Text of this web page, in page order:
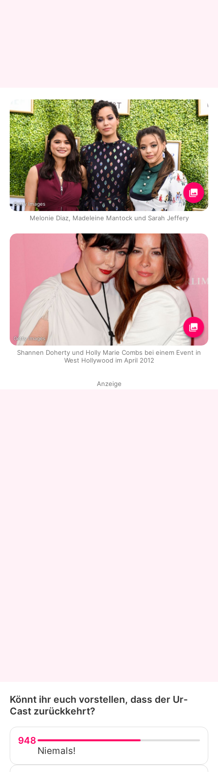
Getty Images
Melonie Diaz, Madeleine Mantock und Sarah Jeffery
Getty Images
Shannen Doherty und Holly Marie Combs bei einem Event in
West Hollywood im April 2012
Anzeige
Könnt ihr euch vorstellen, dass der Ur-
Cast zurückkehrt?
948
Niemals!